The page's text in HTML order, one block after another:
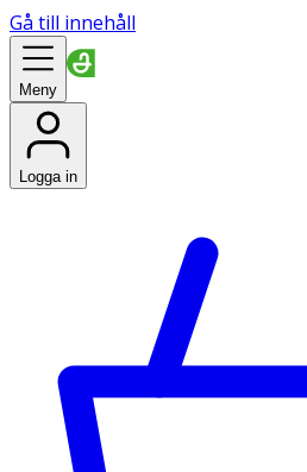
Gå till innehåll
Meny
Logga in